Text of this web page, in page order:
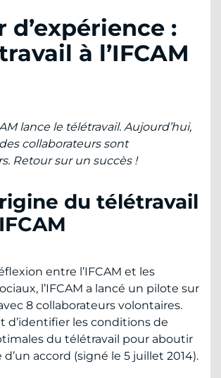
d’expérience :
à l’IFCAM
lance le télétravail. Aujourd’hui,
collaborateurs sont
Retour sur un succès !
du télétravail
entre l’IFCAM et les
l’IFCAM a lancé un pilote sur
8 collaborateurs volontaires.
d’identifier les conditions de
du télétravail pour aboutir
accord (signé le 5 juillet 2014).